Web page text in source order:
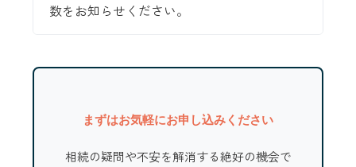
数をお知らせください。
まずはお気軽にお申し込みください
相続の疑問や不安を解消する絶好の機会で